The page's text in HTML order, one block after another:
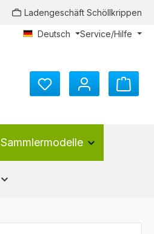
Ladengeschäft Schöllkrippen
Deutsch Service/Hilfe
Du hast 0 Produkte auf
Sammlermodelle